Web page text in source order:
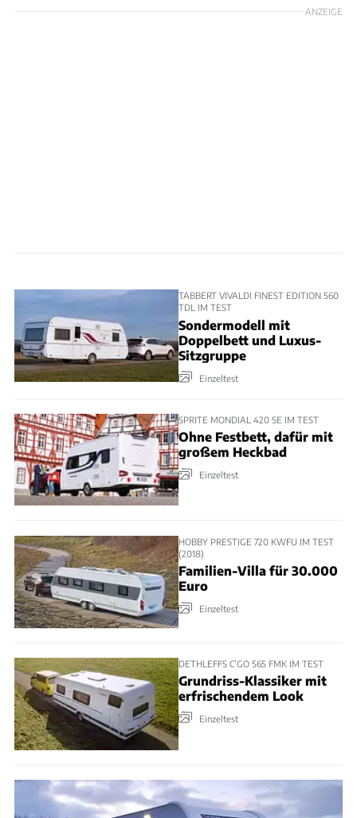
ANZEIGE
TABBERT VIVALDI FINEST EDITION 560
TDL IM TEST
Sondermodell mit
Doppelbett und Luxus-
Sitzgruppe
Einzeltest
SPRITE MONDIAL 420 SE IM TEST
Ohne Festbett, dafür mit
großem Heckbad
Einzeltest
HOBBY PRESTIGE 720 KWFU IM TEST
(2018)
Familien-Villa für 30.000
Euro
Einzeltest
DETHLEFFS C’GO 565 FMK IM TEST
Grundriss-Klassiker mit
erfrischendem Look
Einzeltest